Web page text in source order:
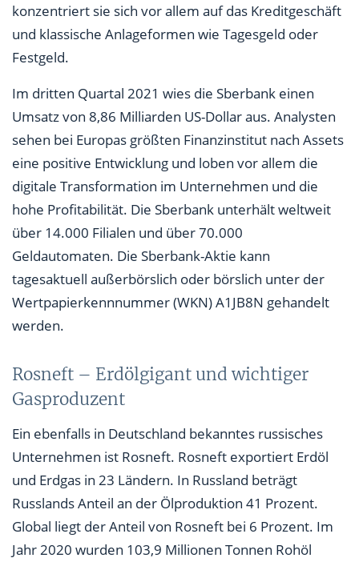
konzentriert sie sich vor allem auf das Kreditgeschäft
und klassische Anlageformen wie Tagesgeld oder
Festgeld.
Im dritten Quartal 2021 wies die Sberbank einen
Umsatz von 8,86 Milliarden US-Dollar aus. Analysten
sehen bei Europas größten Finanzinstitut nach Assets
eine positive Entwicklung und loben vor allem die
digitale Transformation im Unternehmen und die
hohe Profitabilität. Die Sberbank unterhält weltweit
über 14.000 Filialen und über 70.000
Geldautomaten. Die Sberbank-Aktie kann
tagesaktuell außerbörslich oder börslich unter der
Wertpapierkennnummer (WKN) A1JB8N gehandelt
werden.
Rosneft – Erdölgigant und wichtiger
Gasproduzent
Ein ebenfalls in Deutschland bekanntes russisches
Unternehmen ist Rosneft. Rosneft exportiert Erdöl
und Erdgas in 23 Ländern. In Russland beträgt
Russlands Anteil an der Ölproduktion 41 Prozent.
Global liegt der Anteil von Rosneft bei 6 Prozent. Im
Jahr 2020 wurden 103,9 Millionen Tonnen Rohöl